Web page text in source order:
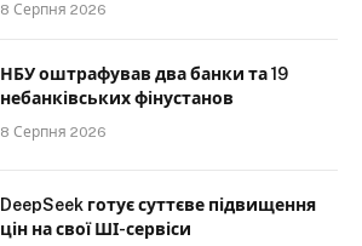
8 Серпня 2026
НБУ оштрафував два банки та 19
небанківських фінустанов
8 Серпня 2026
DeepSeek готує суттєве підвищення
цін на свої ШІ-сервіси